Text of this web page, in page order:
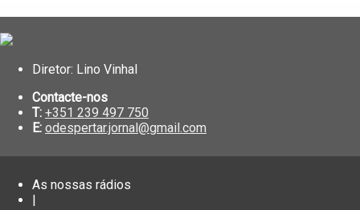
Diretor: Lino Vinhal
Contacte-nos
T: +351 239 497 750
E: odespertar.jornal@gmail.com
As nossas rádios
|